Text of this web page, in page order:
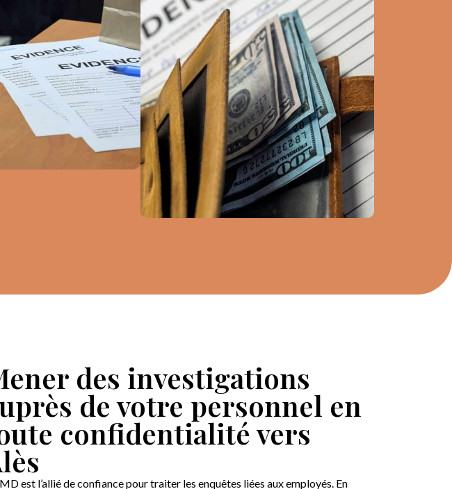
des investigations
de votre personnel en
confidentialité vers
est l’allié de confiance pour traiter les enquêtes liées aux employés. En